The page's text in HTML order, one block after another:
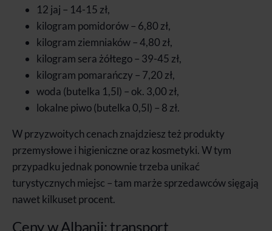
12 jaj – 14-15 zł,
kilogram pomidorów – 6,80 zł,
kilogram ziemniaków – 4,80 zł,
kilogram sera żółtego – 39-45 zł,
kilogram pomarańczy – 7,20 zł,
woda (butelka 1,5l) – ok. 3,00 zł,
lokalne piwo (butelka 0,5l) – 8 zł.
W przyzwoitych cenach znajdziesz też produkty
przemysłowe i higieniczne oraz kosmetyki. W tym
przypadku jednak ponownie trzeba unikać
turystycznych miejsc – tam marże sprzedawców sięgają
nawet kilkuset procent.
Ceny w Albanii: transport